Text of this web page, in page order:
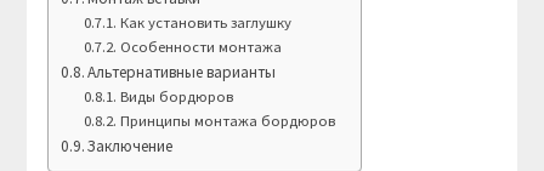
Как установить заглушку
Особенности монтажа
Альтернативные варианты
Виды бордюров
Принципы монтажа бордюров
Заключение